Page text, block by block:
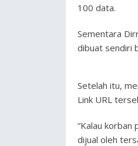
100 data.
Sementara
dibuat sendiri
Setelah itu,
Link URL
“Kalau korban
dijual oleh